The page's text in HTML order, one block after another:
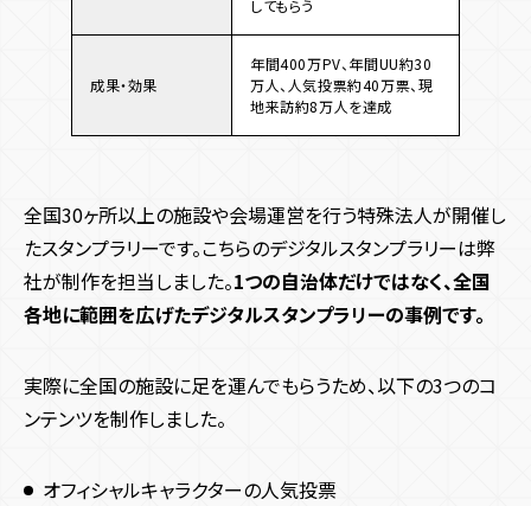
してもらう
成果・効果
年間400万PV、年間UU約30
万人、人気投票約40万票、現
地来訪約8万人を達成
全国30ヶ所以上の施設や会場運営を行う特殊法人が開催し
たスタンプラリーです。こちらのデジタルスタンプラリーは弊
社が制作を担当しました。1つの自治体だけではなく、全国
各地に範囲を広げたデジタルスタンプラリーの事例です。
実際に全国の施設に足を運んでもらうため、以下の3つのコ
ンテンツを制作しました。
オフィシャルキャラクターの人気投票